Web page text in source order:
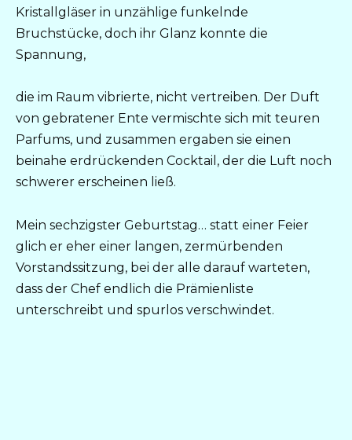
Kristallgläser in unzählige funkelnde
Bruchstücke, doch ihr Glanz konnte die
Spannung,
die im Raum vibrierte, nicht vertreiben. Der Duft
von gebratener Ente vermischte sich mit teuren
Parfums, und zusammen ergaben sie einen
beinahe erdrückenden Cocktail, der die Luft noch
schwerer erscheinen ließ.
Mein sechzigster Geburtstag… statt einer Feier
glich er eher einer langen, zermürbenden
Vorstandssitzung, bei der alle darauf warteten,
dass der Chef endlich die Prämienliste
unterschreibt und spurlos verschwindet.